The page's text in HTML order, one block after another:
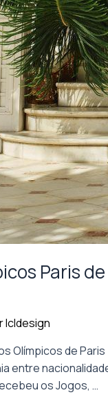
Paris
lcldesign
Olímpicos de
entre
os Jogos, …